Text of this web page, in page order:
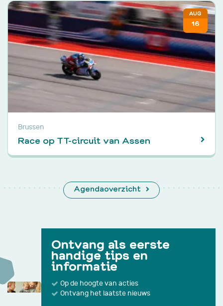
AUG
16
Brussen
Race op TT-circuit van Assen
Agendaoverzicht
Ontvang als eerste
handige tips en
informatie
Op de hoogte van acties
Ontvang het laatste nieuws